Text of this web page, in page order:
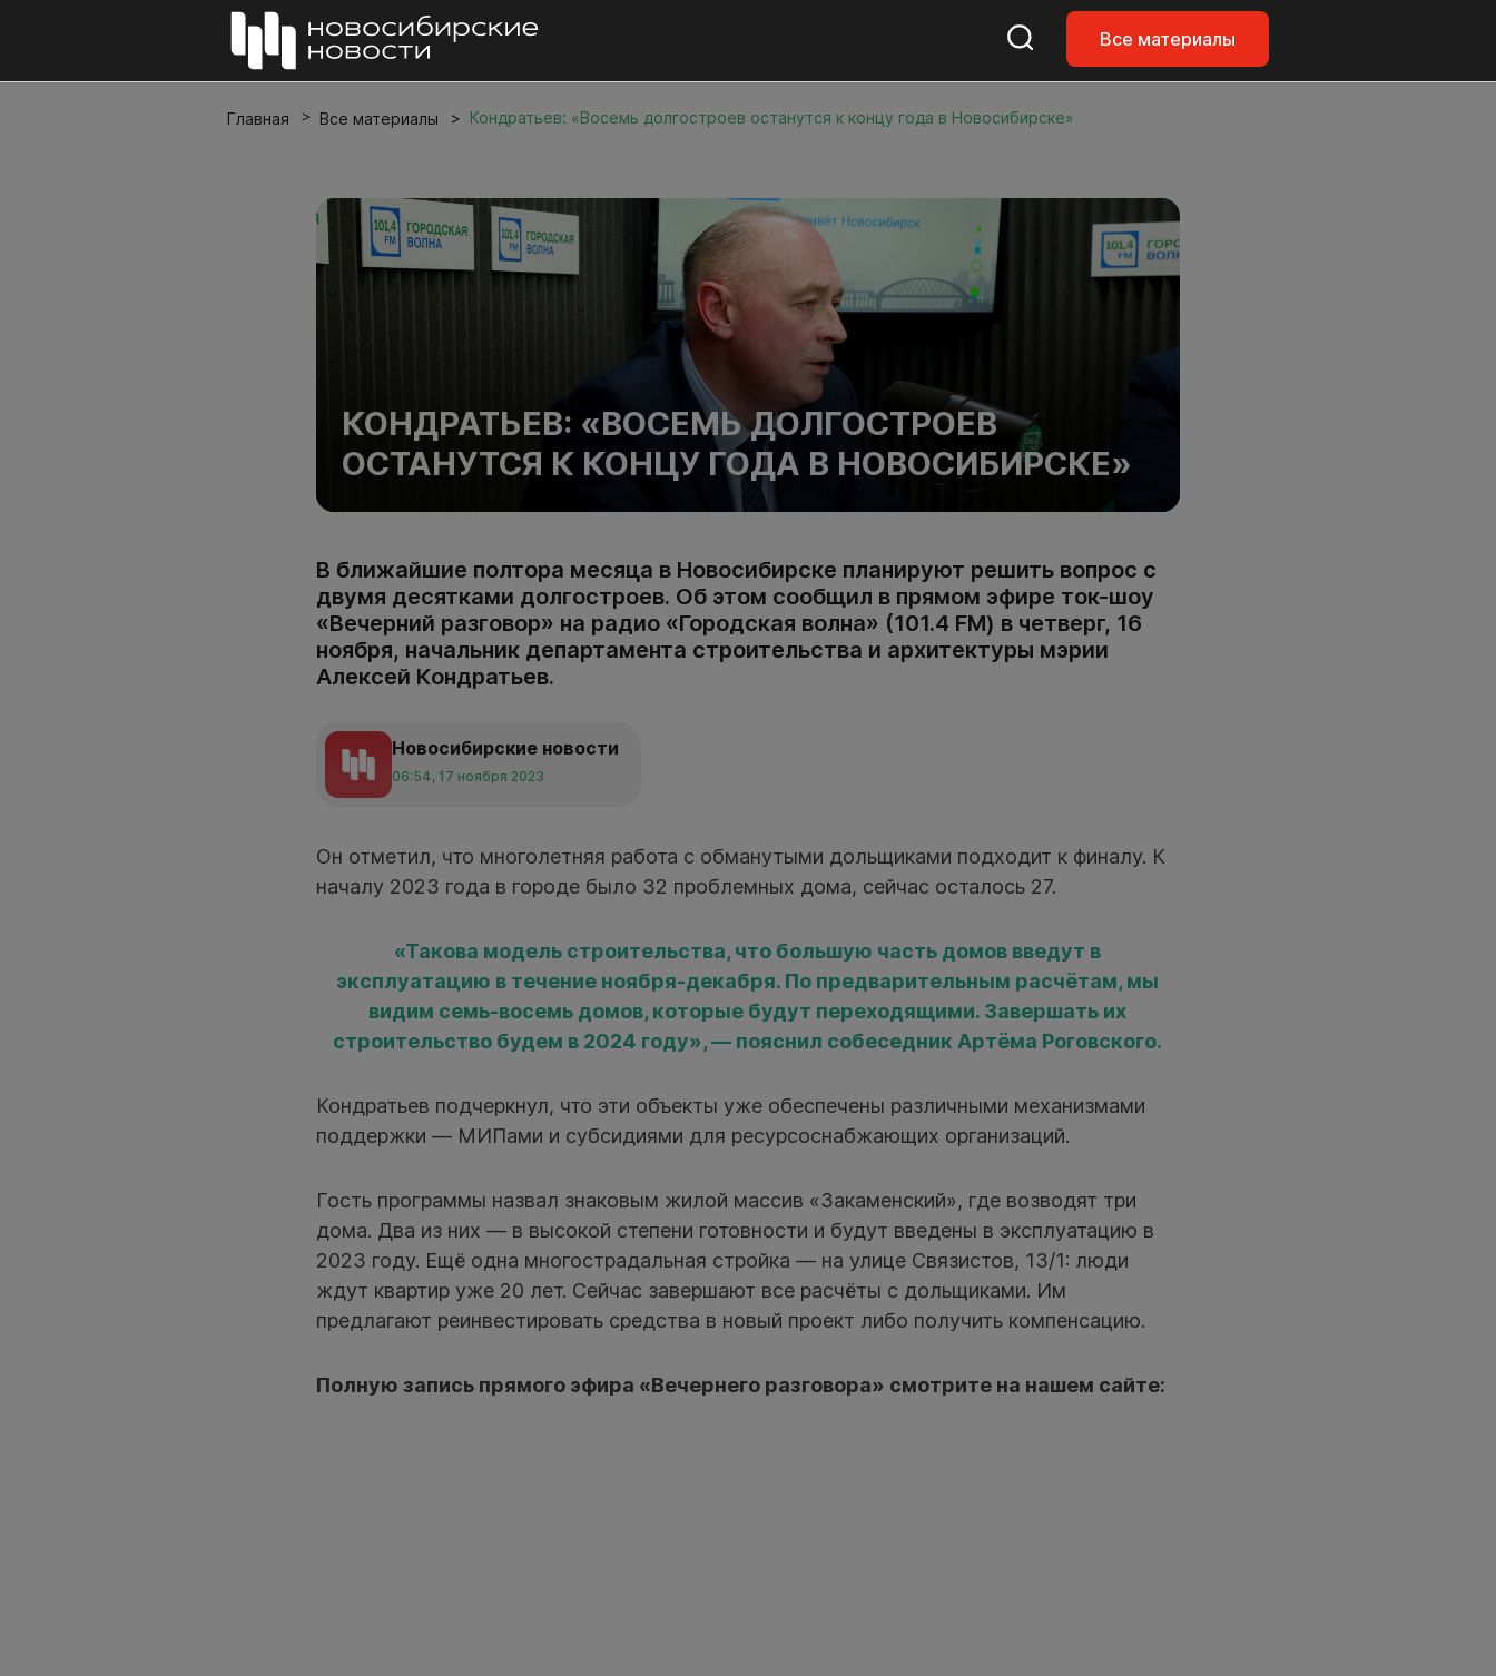
Все материалы
Главная Все материалы Кондратьев: «Восемь долгостроев останутся к концу года в Новосибирске»
КОНДРАТЬЕВ: «ВОСЕМЬ ДОЛГОСТРОЕВ
ОСТАНУТСЯ К КОНЦУ ГОДА В НОВОСИБИРСКЕ»
В ближайшие полтора месяца в Новосибирске планируют решить вопрос с
двумя десятками долгостроев. Об этом сообщил в прямом эфире ток-шоу
«Вечерний разговор» на радио «Городская волна» (101.4 FM) в четверг, 16
ноября, начальник департамента строительства и архитектуры мэрии
Алексей Кондратьев.
Новосибирские новости
06:54, 17 ноября 2023
Он отметил, что многолетняя работа с обманутыми дольщиками подходит к финалу. К
началу 2023 года в городе было 32 проблемных дома, сейчас осталось 27.
«Такова модель строительства, что большую часть домов введут в
эксплуатацию в течение ноября-декабря. По предварительным расчётам, мы
видим семь-восемь домов, которые будут переходящими. Завершать их
строительство будем в 2024 году», — пояснил собеседник Артёма Роговского.
Кондратьев подчеркнул, что эти объекты уже обеспечены различными механизмами
поддержки — МИПами и субсидиями для ресурсоснабжающих организаций.
Гость программы назвал знаковым жилой массив «Закаменский», где возводят три
дома. Два из них — в высокой степени готовности и будут введены в эксплуатацию в
2023 году. Ещё одна многострадальная стройка — на улице Связистов, 13/1: люди
ждут квартир уже 20 лет. Сейчас завершают все расчёты с дольщиками. Им
предлагают реинвестировать средства в новый проект либо получить компенсацию.
Полную запись прямого эфира «Вечернего разговора» смотрите на нашем сайте: